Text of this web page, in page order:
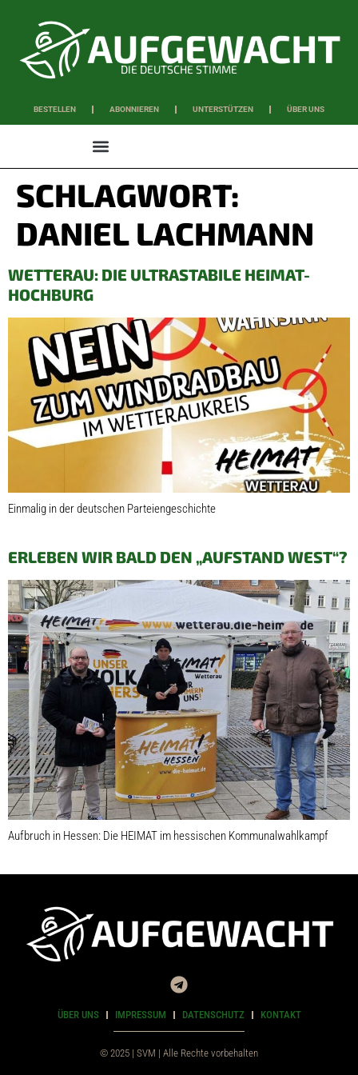
DIE DEUTSCHE STIMME
BESTELLEN ABONNIEREN UNTERSTÜTZEN ÜBER UNS
SCHLAGWORT:
DANIEL LACHMANN
WETTERAU: DIE ULTRASTABILE HEIMAT-
HOCHBURG
Einmalig in der deutschen Parteiengeschichte
ERLEBEN WIR BALD DEN „AUFSTAND WEST“?
Aufbruch in Hessen: Die HEIMAT im hessischen Kommunalwahlkampf
ÜBER UNS IMPRESSUM DATENSCHUTZ KONTAKT
© 2025 | SVM | Alle Rechte vorbehalten